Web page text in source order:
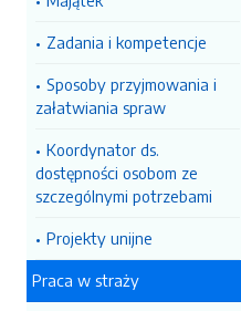
Zadania i kompetencje
Sposoby przyjmowania i
załatwiania spraw
Koordynator ds.
dostępności osobom ze
szczególnymi potrzebami
Projekty unijne
Praca w straży